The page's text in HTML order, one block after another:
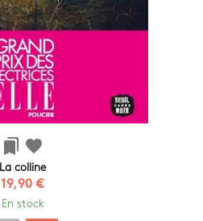
bookmarks favorite
La colline
19,90 €
En stock